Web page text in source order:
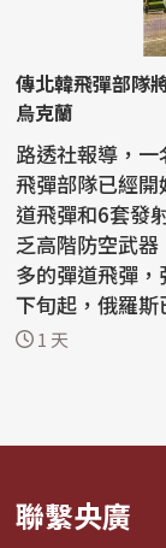
傳北韓飛彈部隊
烏克蘭
路透社報導，
飛彈部隊已經
道飛彈和6套發射器
乏高階防空武
多的彈道飛彈，彈
下旬起，俄羅
彈...1 天
聯繫央廣